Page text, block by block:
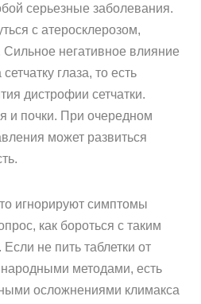
серьезные заболевания.
с атеросклерозом,
негативное влияние
глаза, то есть
дистрофии сетчатки.
и почки. При очередном
может развиться
игнорируют симптомы
как бороться с таким
не пить таблетки от
методами, есть
осложнениями климакса